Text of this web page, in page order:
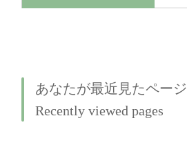
あなたが最近見たページ
Recently viewed pages